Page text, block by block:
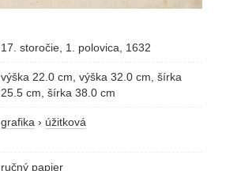
17. storočie, 1. polovica, 1632
výška 22.0 cm, výška 32.0 cm, šírka
25.5 cm, šírka 38.0 cm
grafika › úžitková
ručný papier